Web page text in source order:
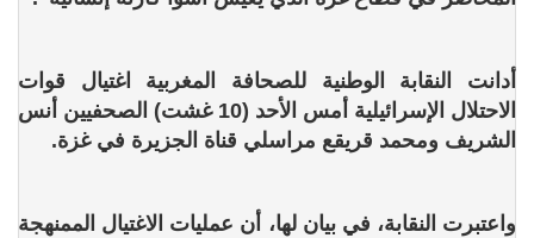
أدانت النقابة الوطنية للصحافة المغربية اغتيال قوات
الاحتلال الإسرائيلية أمس الأحد (10 غشت) الصحفيين أنس
الشريف ومحمد قريقع مراسلي قناة الجزيرة في غزة.
واعتبرت النقابة، في بيان لها، أن عمليات الاغتيال الممنهجة